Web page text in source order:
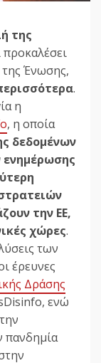
της
προκαλέσει
της Ένωσης,
.
η
, η οποία
δεδομένων
την ΕΕ,
χώρες.
των
έρευνες
Δράσης
ενώ
πανδημία